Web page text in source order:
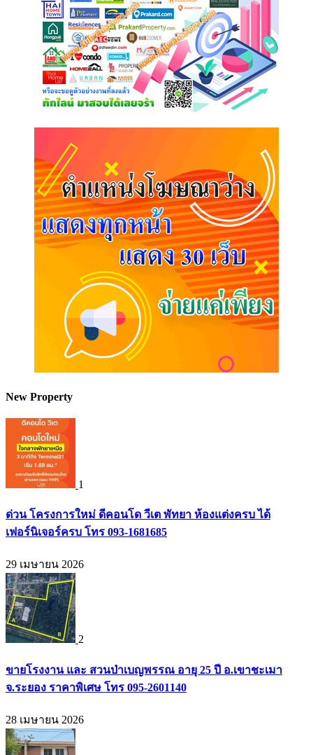
New Property
1
ด่วน โครงการใหม่ ดีคอนโด วีเต พัทยา ห้องแต่งครบ ได้
เฟอร์นิเจอร์ครบ โทร 093-1681685
29 เมษายน 2026
2
ขายโรงงาน และ สวนป่าเบญพรรณ อายุ 25 ปี อ.เขาชะเมา
จ.ระยอง ราคาพิเศษ โทร 095-2601140
28 เมษายน 2026